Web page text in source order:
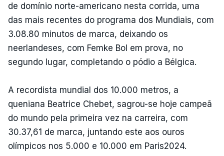
de domínio norte-americano nesta corrida, uma
das mais recentes do programa dos Mundiais, com
3.08.80 minutos de marca, deixando os
neerlandeses, com Femke Bol em prova, no
segundo lugar, completando o pódio a Bélgica.
A recordista mundial dos 10.000 metros, a
queniana Beatrice Chebet, sagrou-se hoje campeã
do mundo pela primeira vez na carreira, com
30.37,61 de marca, juntando este aos ouros
olímpicos nos 5.000 e 10.000 em Paris2024.